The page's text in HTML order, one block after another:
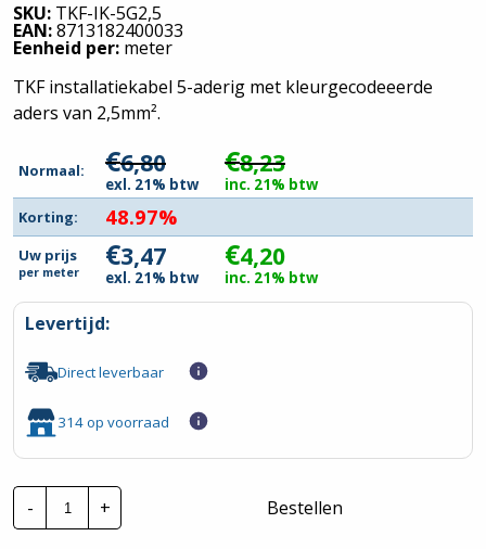
SKU: TKF-IK-5G2,5
EAN:8713182400033
Eenheid per: meter
TKF installatiekabel 5-aderig met kleurgecodeeerde
aders van 2,5mm².
Normaal: €6,80
exl. 21% btw
€8,23
inc. 21% btw
Korting:
48.97%
Uw prijs
per meter €3,47
exl. 21% btw
€4,20
inc. 21% btw
Levertijd:
Direct leverbaar
314 op voorraad
-
TKF
Installatiekabel
YMvK
+ Bestellen